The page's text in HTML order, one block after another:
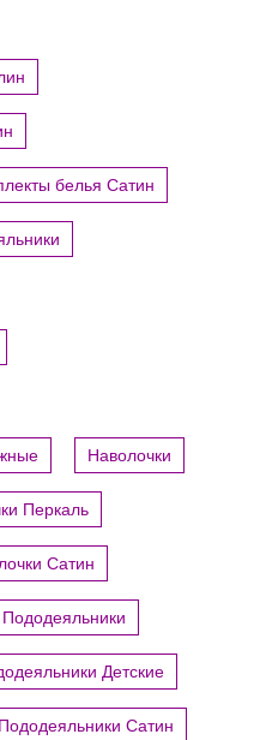
белья Сатин
Наволочки
Перкаль
Сатин
Пододеяльники
Детские
Пододеяльники Сатин